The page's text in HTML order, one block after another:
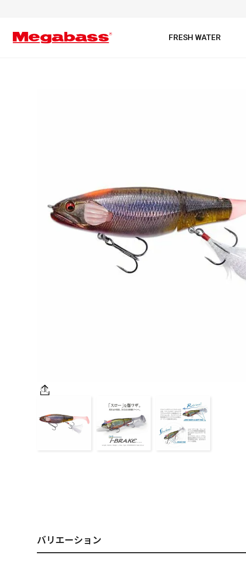
FRESH WATER
カテゴリ
PREMIUM オンライン限定
OUTDOOR
バリエーション